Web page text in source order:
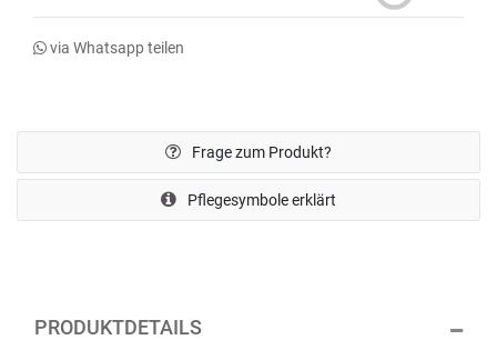
via Whatsapp teilen
Frage zum Produkt?
Pflegesymbole erklärt
PRODUKTDETAILS